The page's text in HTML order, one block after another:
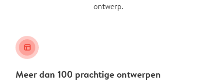
ontwerp.
layout_alt
Meer dan 100 prachtige ontwerpen